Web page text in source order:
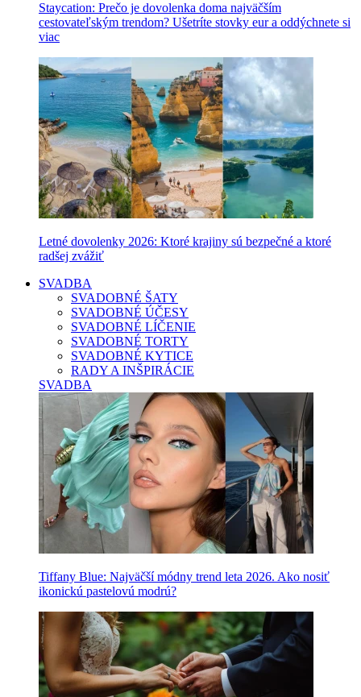
Staycation: Prečo je dovolenka doma najväčším
cestovateľským trendom? Ušetríte stovky eur a oddýchnete si
viac
Letné dovolenky 2026: Ktoré krajiny sú bezpečné a ktoré
radšej zvážiť
SVADBA
SVADOBNÉ ŠATY
SVADOBNÉ ÚČESY
SVADOBNÉ LÍČENIE
SVADOBNÉ TORTY
SVADOBNÉ KYTICE
RADY A INŠPIRÁCIE
SVADBA
Tiffany Blue: Najväčší módny trend leta 2026. Ako nosiť
ikonickú pastelovú modrú?